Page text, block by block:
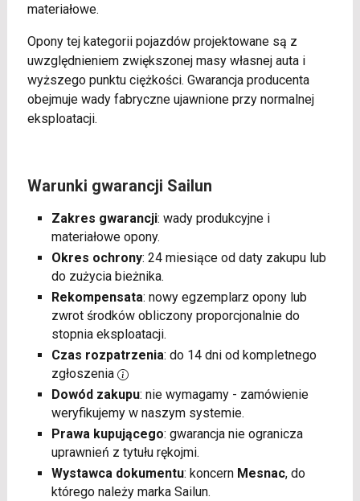
materiałowe.
Opony tej kategorii pojazdów projektowane są z
uwzględnieniem zwiększonej masy własnej auta i
wyższego punktu ciężkości. Gwarancja producenta
obejmuje wady fabryczne ujawnione przy normalnej
eksploatacji.
Warunki gwarancji Sailun
Zakres gwarancji: wady produkcyjne i
materiałowe opony.
Okres ochrony: 24 miesiące od daty zakupu lub
do zużycia bieżnika.
Rekompensata: nowy egzemplarz opony lub
zwrot środków obliczony proporcjonalnie do
stopnia eksploatacji.
Czas rozpatrzenia: do 14 dni od kompletnego
zgłoszenia
Dowód zakupu: nie wymagamy - zamówienie
weryfikujemy w naszym systemie.
Prawa kupującego: gwarancja nie ogranicza
uprawnień z tytułu rękojmi.
Wystawca dokumentu: koncern Mesnac, do
którego należy marka Sailun.